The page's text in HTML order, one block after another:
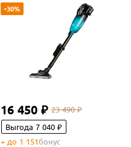
-30%
16 450 ₽ 23 490 ₽
Выгода 7 040 ₽
+ до 1 151бонус